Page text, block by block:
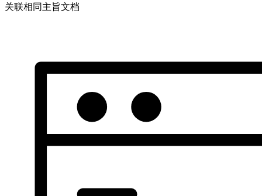
关联相同主旨文档